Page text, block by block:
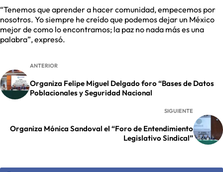
“Tenemos que aprender a hacer comunidad, empecemos por
nosotros. Yo siempre he creído que podemos dejar un México
mejor de como lo encontramos; la paz no nada más es una
palabra”, expresó.
ANTERIOR
Organiza Felipe Miguel Delgado foro “Bases de Datos
Poblacionales y Seguridad Nacional
SIGUIENTE
Organiza Mónica Sandoval el “Foro de Entendimiento
Legislativo Sindical”